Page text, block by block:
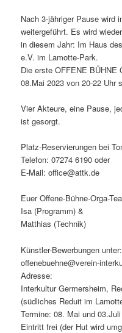
Nach 3-jähriger Pause wird
weitergeführt. Es wird
in diesem Jahr: Im Haus
e.V. im Lamotte-Park.
Die erste OFFENE BÜHNE
08.Mai 2023 von 20-22 Uhr
Vier Akteure, eine Pause,
ist gesorgt.
Platz-Reservierungen bei
Telefon: 07274 6190 oder
E-Mail: office@attk.de
Euer Offene-Bühne-Orga-
Isa (Programm) &
Matthias (Technik)
Künstler-Bewerbungen unter:
offenebuehne@verein-
Adresse:
Interkultur Germersheim,
(südliches Reduit im
Termine: 08. Mai und
Eintritt frei (der Hut wird